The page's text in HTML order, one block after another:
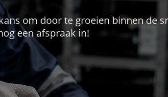
om door te groeien binnen de
een afspraak in!